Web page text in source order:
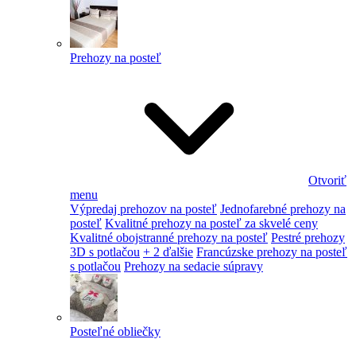
Prehozy na posteľ
Otvoriť
menu
Výpredaj prehozov na posteľ Jednofarebné prehozy na
posteľ Kvalitné prehozy na posteľ za skvelé ceny
Kvalitné obojstranné prehozy na posteľ Pestré prehozy
3D s potlačou + 2 ďalšie Francúzske prehozy na posteľ
s potlačou Prehozy na sedacie súpravy
Posteľné obliečky